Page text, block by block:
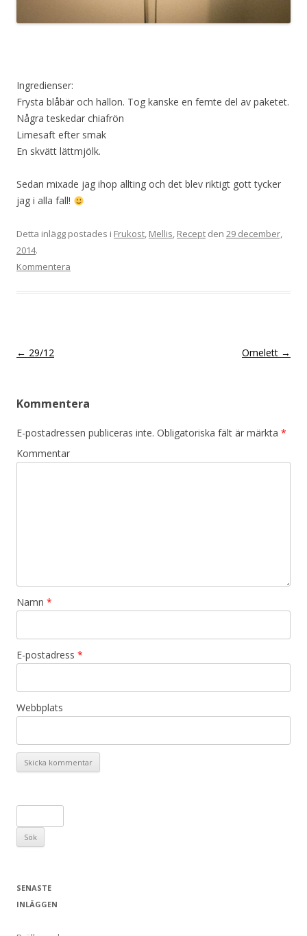
Ingredienser:
Frysta blåbär och hallon. Tog kanske en femte del av paketet.
Några teskedar chiafrön
Limesaft efter smak
En skvätt lättmjölk.
Sedan mixade jag ihop allting och det blev riktigt gott tycker
jag i alla fall!
Detta inlägg postades i Frukost, Mellis, Recept den 29 december,
2014.
Kommentera
Inläggsnavigering
← 29/12 Omelett →
Kommentera
E-postadressen publiceras inte. Obligatoriska fält är märkta *
Kommentar
Namn *
E-postadress *
Webbplats
ö
k
SENASTE
INLÄGGEN